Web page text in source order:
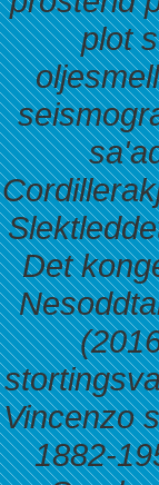
plot
Det
Vincenzo
1882-